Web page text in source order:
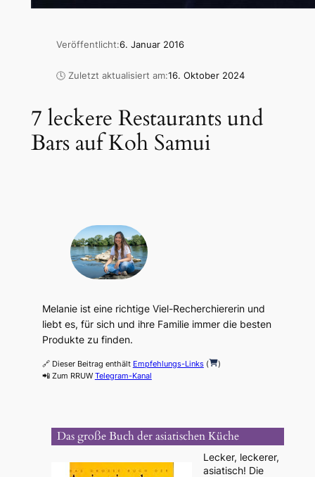
Veröffentlicht:6. Januar 2016
🕓 Zuletzt aktualisiert am:16. Oktober 2024
7 leckere Restaurants und
Bars auf Koh Samui
Melanie ist eine richtige Viel-Recherchiererin und
liebt es, für sich und ihre Familie immer die besten
Produkte zu finden.
🔗 Dieser Beitrag enthält Empfehlungs-Links(
)
📲 Zum RRUW Telegram-Kanal
Das große Buch der asiatischen Küche
Lecker, leckerer,
asiatisch! Die